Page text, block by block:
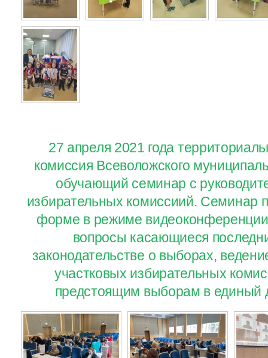
27 апреля 2021 года
комиссия Всеволожского
обучающий семинар с
избирательных комиссиий. Семинар
форме в режиме
вопросы касающиеся
законодательстве о выборах,
участковых избирательных
предстоящим выборам в единый